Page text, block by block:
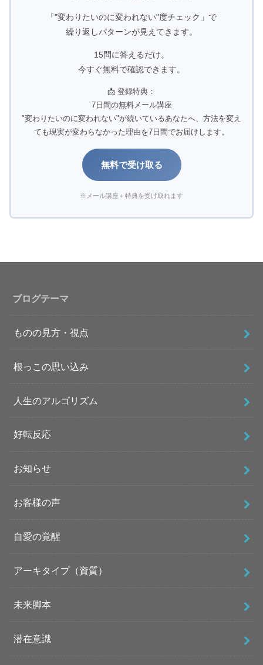
「"変わりたいのに変われない"度チェック」で
繰り返しパターンが見えてきます。
15問に答えるだけ。
今すぐ無料で確認できます。
📩 登録特典：
7日間の無料メール講座
"変わりたいのに変われない"が続いているあなたへ、方法を変え
ても現実が変わらなかった理由を7日間でお届けします。
無料で受け取る
※メール講座＋特典を受け取れます
ブログテーマ
ものの見方・視点
根っこの思い込み
人生のアルゴリズム
好転反応
お知らせ
お客様の声
自愛の覚醒
アーキタイプ（資質）
未来脚本
潜在意識